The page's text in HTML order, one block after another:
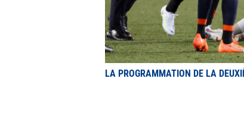
LA PROGRAMMATION DE LA